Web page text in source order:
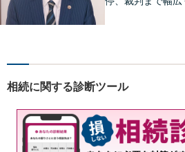
弁護士が介入する
ケースあり」【休
談可】
相続に関する診断ツール